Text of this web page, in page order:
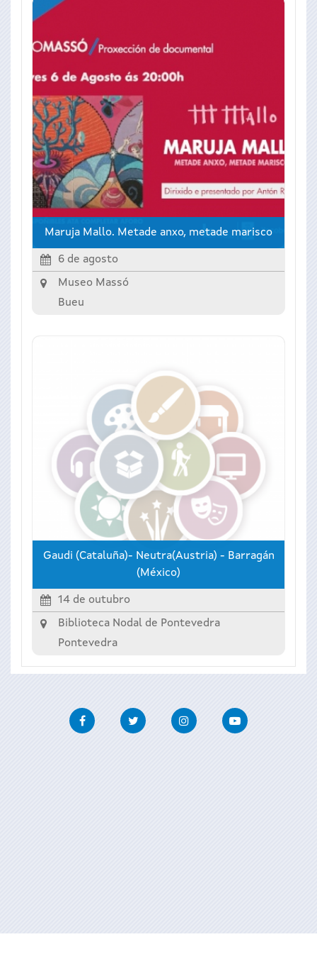
Maruja Mallo. Metade anxo, metade marisco
6 de agosto
Museo Massó
Bueu
Gaudi (Cataluña)- Neutra(Austria) - Barragán
(México)
14 de outubro
Biblioteca Nodal de Pontevedra
Pontevedra
FacebookTwitter InstagramYoutube